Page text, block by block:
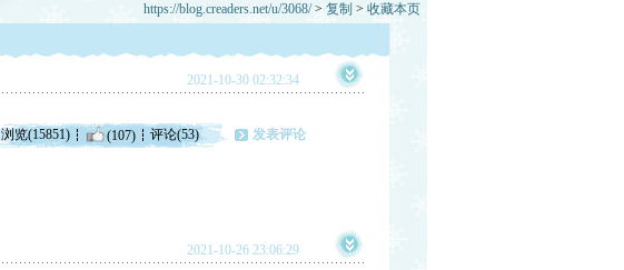
https://blog.creaders.net/u/3068/> 复制 > 收藏本页
2021-10-30 02:32:34
浏览(15851) (107) 评论(53) 发表评论
2021-10-26 23:06:29